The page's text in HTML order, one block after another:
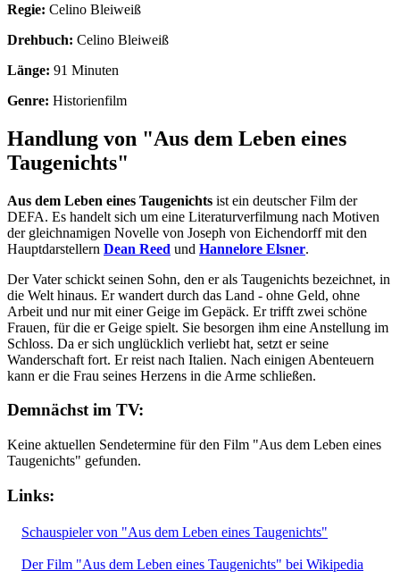
Regie: Celino Bleiweiß
Drehbuch: Celino Bleiweiß
Länge: 91 Minuten
Genre: Historienfilm
Handlung von "Aus dem Leben eines
Taugenichts"
Aus dem Leben eines Taugenichts ist ein deutscher Film der
DEFA. Es handelt sich um eine Literaturverfilmung nach Motiven
der gleichnamigen Novelle von Joseph von Eichendorff mit den
Hauptdarstellern Dean Reed und Hannelore Elsner.
Der Vater schickt seinen Sohn, den er als Taugenichts bezeichnet, in
die Welt hinaus. Er wandert durch das Land - ohne Geld, ohne
Arbeit und nur mit einer Geige im Gepäck. Er trifft zwei schöne
Frauen, für die er Geige spielt. Sie besorgen ihm eine Anstellung im
Schloss. Da er sich unglücklich verliebt hat, setzt er seine
Wanderschaft fort. Er reist nach Italien. Nach einigen Abenteuern
kann er die Frau seines Herzens in die Arme schließen.
Demnächst im TV:
Keine aktuellen Sendetermine für den Film "Aus dem Leben eines
Taugenichts" gefunden.
Links:
Schauspieler von "Aus dem Leben eines Taugenichts"
Der Film "Aus dem Leben eines Taugenichts" bei Wikipedia